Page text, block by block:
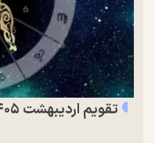
تقویم اردیبهشت ۱۴۰۵ و روز‌های تعطیل این ماه